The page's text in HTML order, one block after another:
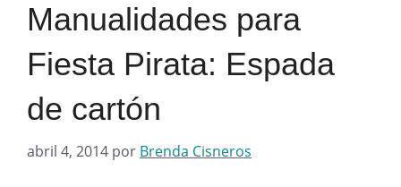
Manualidades para
Fiesta Pirata: Espada
de cartón
abril 4, 2014 por Brenda Cisneros